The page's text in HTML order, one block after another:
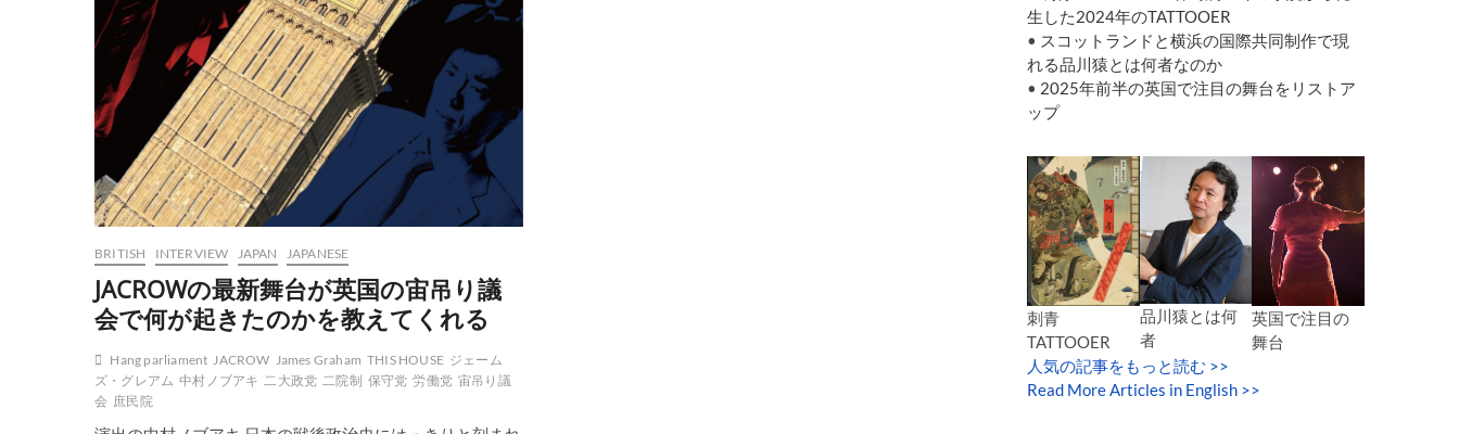
BRITISH INTERVIEW JAPAN JAPANESE
JACROWの最新舞台が英国の宙吊り議
会で何が起きたのかを教えてくれる
Hang parliament JACROW James Graham THIS HOUSE ジェーム
ズ・グレアム 中村ノブアキ 二大政党 二院制 保守党 労働党 宙吊り議
会 庶民院
生した2024年のTATTOOER
• スコットランドと横浜の国際共同制作で現
れる品川猿とは何者なのか
• 2025年前半の英国で注目の舞台をリストア
ップ
刺青
TATTOOER
品川猿とは何
者
英国で注目の
舞台
人気の記事をもっと読む >>
Read More Articles in English >>